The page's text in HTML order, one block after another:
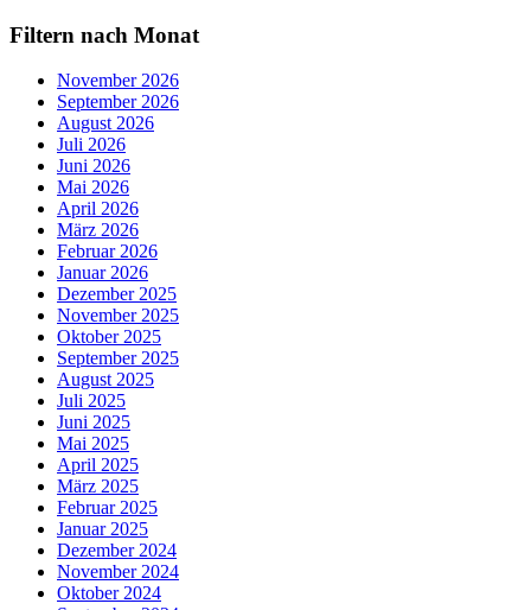
Filtern nach Monat
November 2026
September 2026
August 2026
Juli 2026
Juni 2026
Mai 2026
April 2026
März 2026
Februar 2026
Januar 2026
Dezember 2025
November 2025
Oktober 2025
September 2025
August 2025
Juli 2025
Juni 2025
Mai 2025
April 2025
März 2025
Februar 2025
Januar 2025
Dezember 2024
November 2024
Oktober 2024